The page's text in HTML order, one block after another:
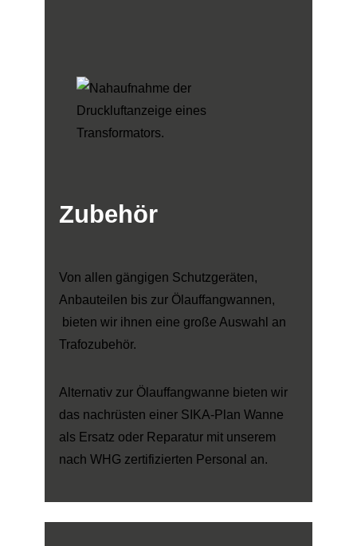
Zubehör
Von allen gängigen Schutzgeräten,
Anbauteilen bis zur Ölauffangwannen,
bieten wir ihnen eine große Auswahl an
Trafozubehör.
Alternativ zur Ölauffangwanne bieten wir
das nachrüsten einer SIKA-Plan Wanne
als Ersatz oder Reparatur mit unserem
nach WHG zertifizierten Personal an.